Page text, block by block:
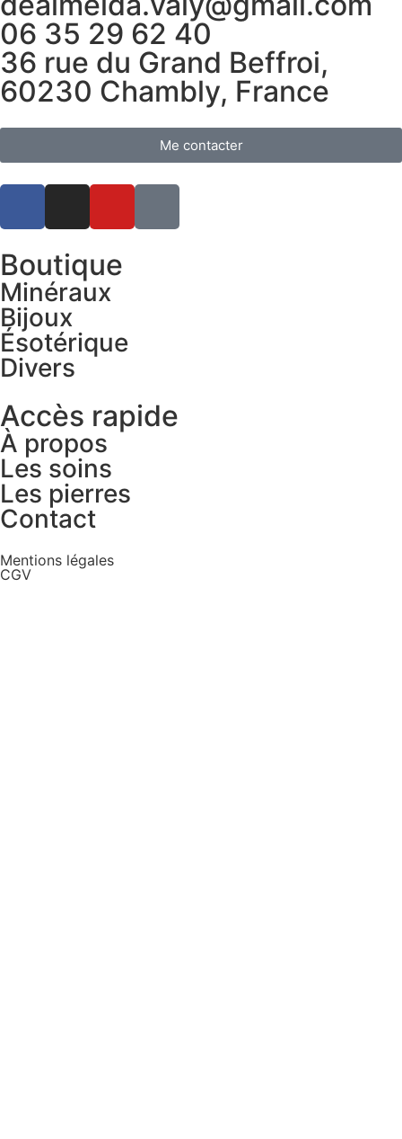
06 35 29 62 40
36 rue du Grand Beffroi,
60230 Chambly, France
Me contacter
Boutique
Minéraux
Bijoux
Ésotérique
Divers
Accès rapide
À propos
Les soins
Les pierres
Contact
Mentions légales
CGV